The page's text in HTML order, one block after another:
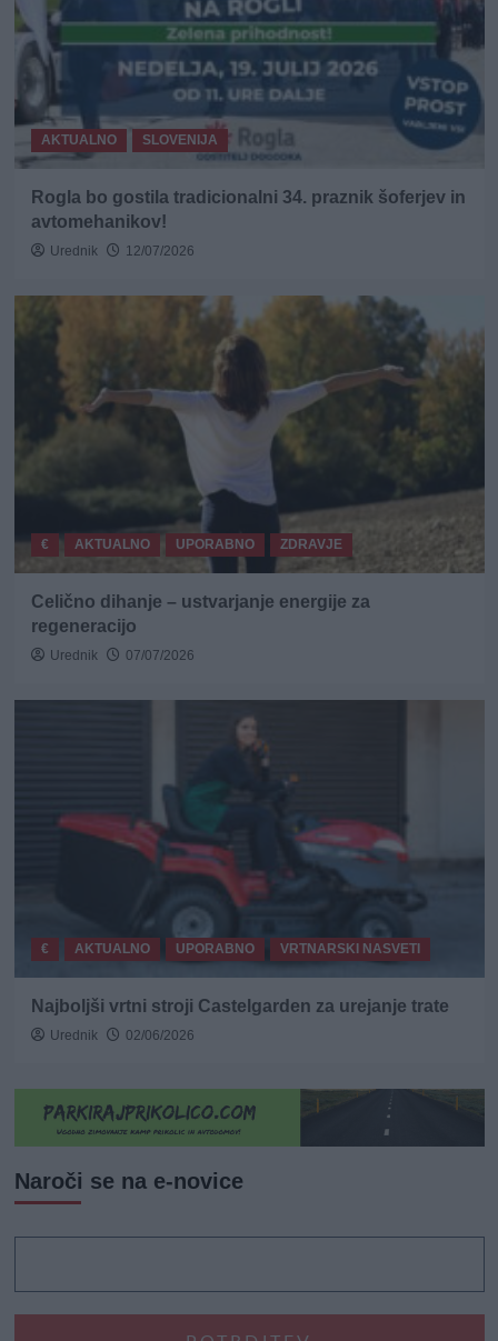
AKTUALNO SLOVENIJA
Rogla bo gostila tradicionalni 34. praznik šoferjev in
avtomehanikov!
Urednik 12/07/2026
€ AKTUALNO UPORABNO ZDRAVJE
Celično dihanje – ustvarjanje energije za
regeneracijo
Urednik 07/07/2026
€ AKTUALNO UPORABNO VRTNARSKI NASVETI
Najboljši vrtni stroji Castelgarden za urejanje trate
Urednik 02/06/2026
Naroči se na e-novice